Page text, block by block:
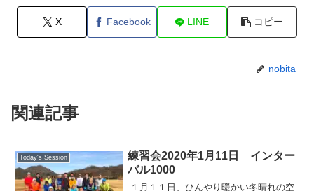
X Facebook LINE コピー
nobita
関連記事
Today's Session
練習会2020年1月11日 インター
バル1000
１月１１日、ひんやり暖かい冬晴れの空